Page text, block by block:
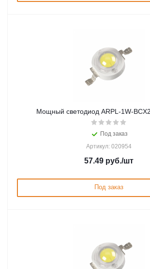
Мощный светодиод ARPL-1W-
Под заказ
Артикул: 020954
57.49 руб./шт
Под заказ